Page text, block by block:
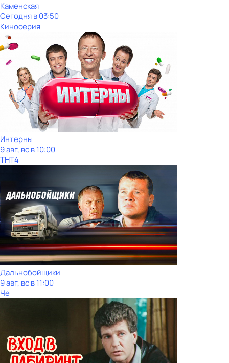
Каменская
Сегодня в 03:50
Киносерия
Интерны
9 авг, вс в 10:00
ТНТ4
Дальнобойщики
9 авг, вс в 11:00
Че